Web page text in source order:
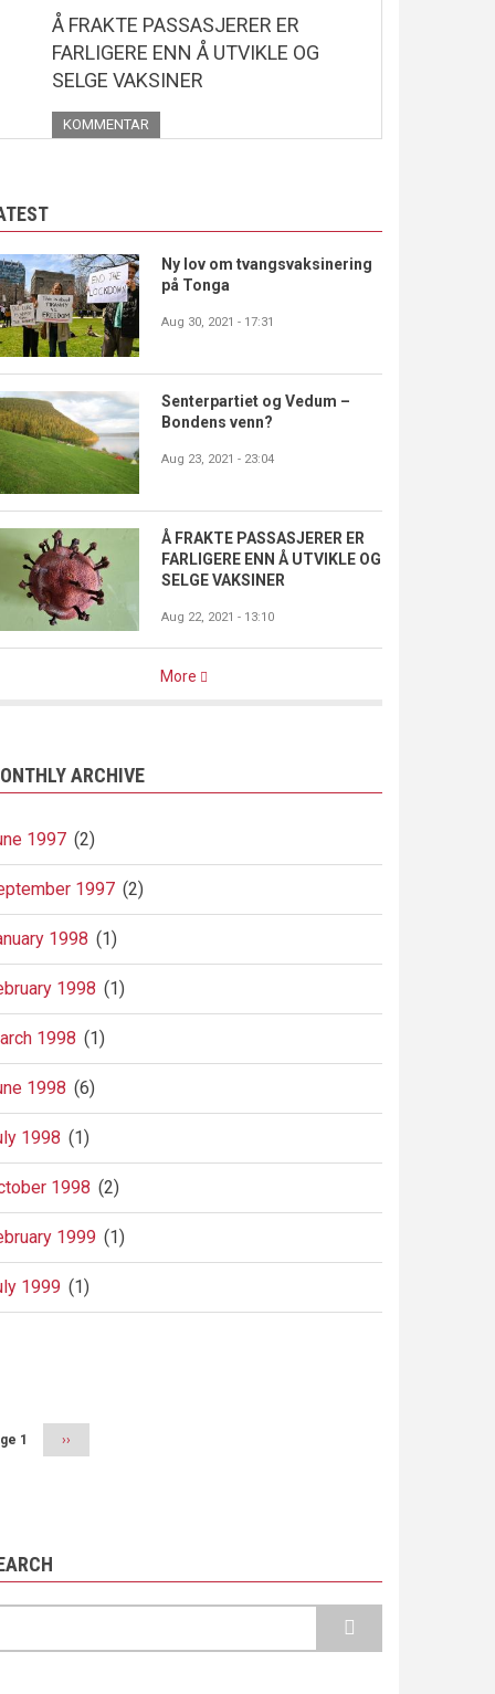
Å FRAKTE PASSASJERER ER
FARLIGERE ENN Å UTVIKLE OG
SELGE VAKSINER
KOMMENTAR
Ny lov om tvangsvaksinering
på Tonga
Aug 30, 2021 - 17:31
Senterpartiet og Vedum –
Bondens venn?
Aug 23, 2021 - 23:04
Å FRAKTE PASSASJERER ER
FARLIGERE ENN Å UTVIKLE OG
SELGE VAKSINER
Aug 22, 2021 - 13:10
More
ARCHIVE
1997 (2)
1997 (2)
1998 (1)
1998 (1)
1998 (1)
1998 (6)
1998 (1)
1998 (2)
1999 (1)
1999 (1)
1
Next
page
››